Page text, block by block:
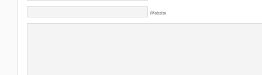
Website